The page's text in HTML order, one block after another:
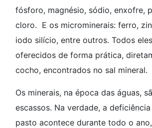
fósforo, magnésio, sódio, enxofre,
cloro. E os microminerais: ferro,
iodo silício, entre outros. Todos
oferecidos de forma prática,
cocho, encontrados no sal mineral.
Os minerais, na época das águas,
escassos. Na verdade, a
pasto acontece durante todo o